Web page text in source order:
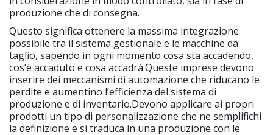
produzione che di consegna.
Questo significa ottenere la massima integrazione
possibile tra il sistema gestionale e le macchine da
taglio, sapendo in ogni momento cosa sta accadendo,
cos’è accaduto e cosa accadrà.Queste imprese devono
inserire dei meccanismi di automazione che riducano le
perdite e aumentino l’efficienza del sistema di
produzione e di inventario.Devono applicare ai propri
prodotti un tipo di personalizzazione che ne semplifichi
la definizione e si traduca in una produzione con le